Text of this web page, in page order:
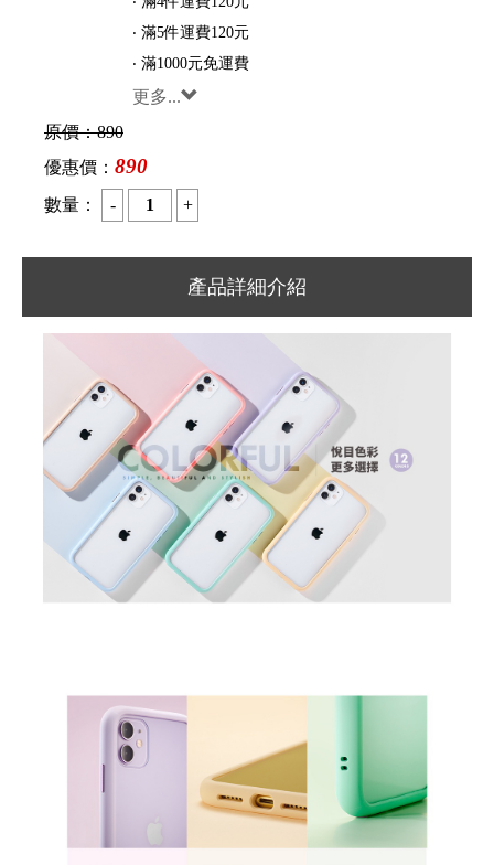
‧ 滿5件運費120元
‧ 滿1000元免運費
更多...
原價：890
優惠價： 890
數量：
產品詳細介紹